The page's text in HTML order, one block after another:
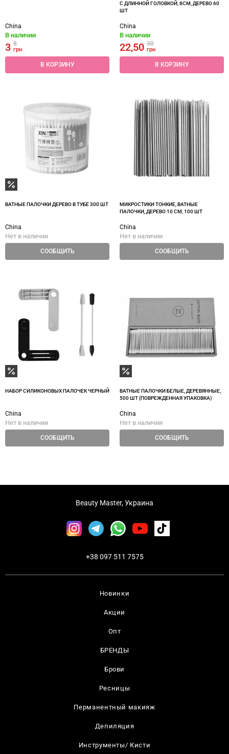
China
В наличии
3 8
грн
В КОРЗИНУ
С ДЛИННОЙ ГОЛОВКОЙ, 8СМ, ДЕРЕВО 60
ШТ
China
В наличии
22,50 30
грн
В КОРЗИНУ
ВАТНЫЕ ПАЛОЧКИ ДЕРЕВО В ТУБЕ 300 ШТ
China
Нет в наличии
СООБЩИТЬ
МИКРОСТИКИ ТОНКИЕ, ВАТНЫЕ
ПАЛОЧКИ, ДЕРЕВО 10 СМ, 100 ШТ
China
Нет в наличии
СООБЩИТЬ
НАБОР СИЛИКОНОВЫХ ПАЛОЧЕК ЧЕРНЫЙ
China
Нет в наличии
СООБЩИТЬ
ВАТНЫЕ ПАЛОЧКИ БЕЛЫЕ, ДЕРЕВЯННЫЕ,
500 ШТ (ПОВРЕЖДЕННАЯ УПАКОВКА)
China
Нет в наличии
СООБЩИТЬ
Новинки
Акции
Опт
БРЕНДЫ
Брови
Ресницы
Перманентный макияж
Депиляция
Инструменты/ Кисти
Beauty Master, Украина
+38 097 511 7575